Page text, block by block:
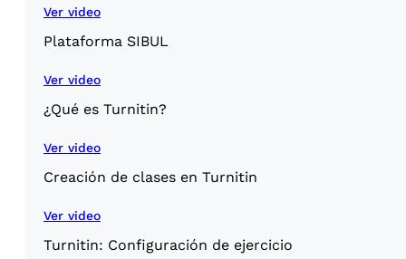
Ver video
Plataforma SIBUL
Ver video
¿Qué es Turnitin?
Ver video
Creación de clases en Turnitin
Ver video
Turnitin: Configuración de ejercicio